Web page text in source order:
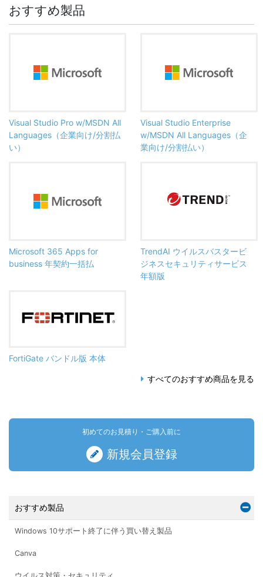
おすすめ製品
Visual Studio Pro w/MSDN All
Languages（企業向け/分割払
い）
Visual Studio Enterprise
w/MSDN All Languages（企
業向け/分割払い）
Microsoft 365 Apps for
business 年契約一括払
TrendAI ウイルスバスタービ
ジネスセキュリティサービス
年額版
FortiGate バンドル版 本体
すべてのおすすめ商品を見る
初めてのお見積り・ご購入前に
新規会員登録
おすすめ製品
Windows 10サポート終了に伴う買い替え製品
Canva